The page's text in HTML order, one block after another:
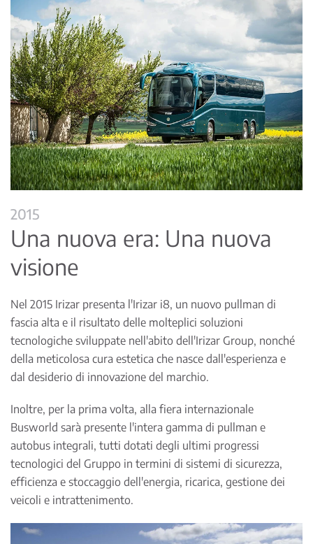
2015
Una nuova era: Una nuova
visione
Nel 2015 Irizar presenta l'Irizar i8, un nuovo pullman di
fascia alta e il risultato delle molteplici soluzioni
tecnologiche sviluppate nell'abito dell'Irizar Group, nonché
della meticolosa cura estetica che nasce dall'esperienza e
dal desiderio di innovazione del marchio.
Inoltre, per la prima volta, alla fiera internazionale
Busworld sarà presente l'intera gamma di pullman e
autobus integrali, tutti dotati degli ultimi progressi
tecnologici del Gruppo in termini di sistemi di sicurezza,
efficienza e stoccaggio dell'energia, ricarica, gestione dei
veicoli e intrattenimento.